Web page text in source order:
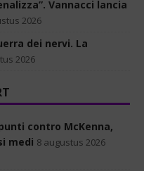
Vannacci lancia
2026
dei nervi. La
2026
contro McKenna,
medi 8 augustus 2026